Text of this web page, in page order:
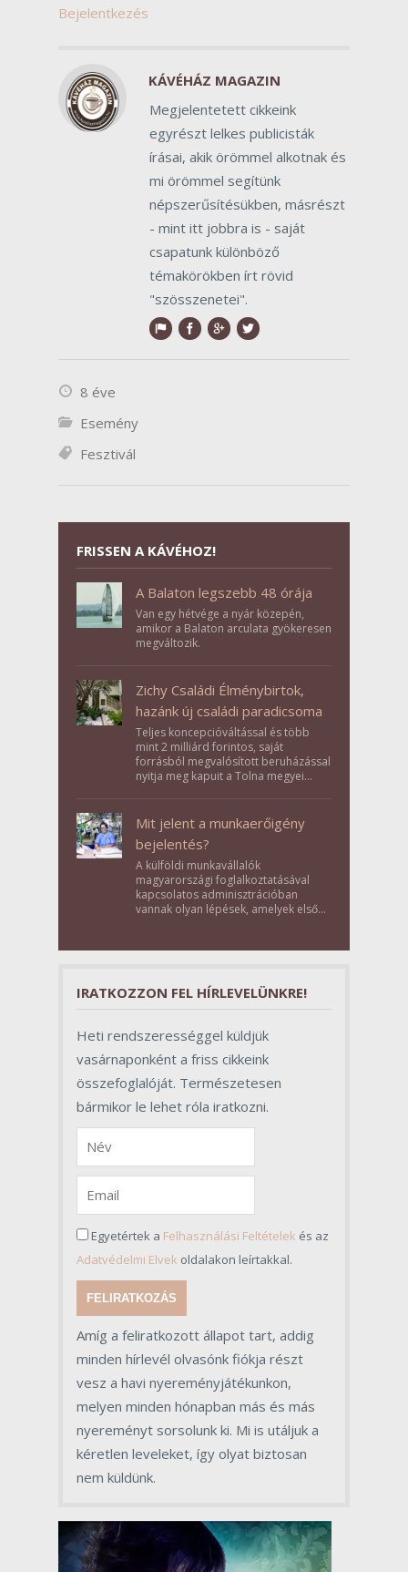
Bejelentkezés
KÁVÉHÁZ MAGAZIN
Megjelentetett cikkeink
egyrészt lelkes publicisták
írásai, akik örömmel alkotnak és
mi örömmel segítünk
népszerűsítésükben, másrészt
- mint itt jobbra is - saját
csapatunk különböző
témakörökben írt rövid
"szösszenetei".
8 éve
Esemény
Fesztivál
FRISSEN A KÁVÉHOZ!
A Balaton legszebb 48 órája
Van egy hétvége a nyár közepén,
amikor a Balaton arculata gyökeresen
megváltozik.
Zichy Családi Élménybirtok,
hazánk új családi paradicsoma
Teljes koncepcióváltással és több
mint 2 milliárd forintos, saját
forrásból megvalósított beruházással
nyitja meg kapuit a Tolna megyei
Mit jelent a munkaerőigény
bejelentés?
A külföldi munkavállalók
magyarországi foglalkoztatásával
kapcsolatos adminisztrációban
vannak olyan lépések, amelyek első
szerepet töltenek be az egész
IRATKOZZON FEL HÍRLEVELÜNKRE!
Heti rendszerességgel küldjük
vasárnaponként a friss cikkeink
összefoglalóját. Természetesen
bármikor le lehet róla iratkozni.
Egyetértek a Felhasználási Feltételek és az
Adatvédelmi Elvek oldalakon leírtakkal.
FELIRATKOZÁS
Amíg a feliratkozott állapot tart, addig
minden hírlevél olvasónk fiókja részt
vesz a havi nyereményjátékunkon,
melyen minden hónapban más és más
nyereményt sorsolunk ki. Mi is utáljuk a
kéretlen leveleket, így olyat biztosan
nem küldünk.